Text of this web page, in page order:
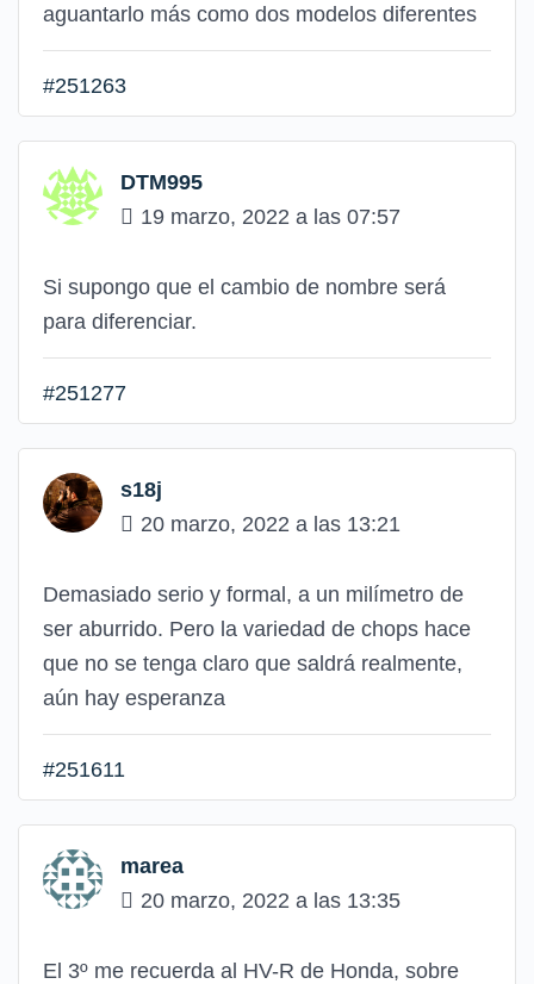
aguantarlo más como dos modelos diferentes
#251263
DTM995
19 marzo, 2022 a las 07:57
Si supongo que el cambio de nombre será
para diferenciar.
#251277
s18j
20 marzo, 2022 a las 13:21
Demasiado serio y formal, a un milímetro de
ser aburrido. Pero la variedad de chops hace
que no se tenga claro que saldrá realmente,
aún hay esperanza
#251611
marea
20 marzo, 2022 a las 13:35
El 3º me recuerda al HV-R de Honda, sobre